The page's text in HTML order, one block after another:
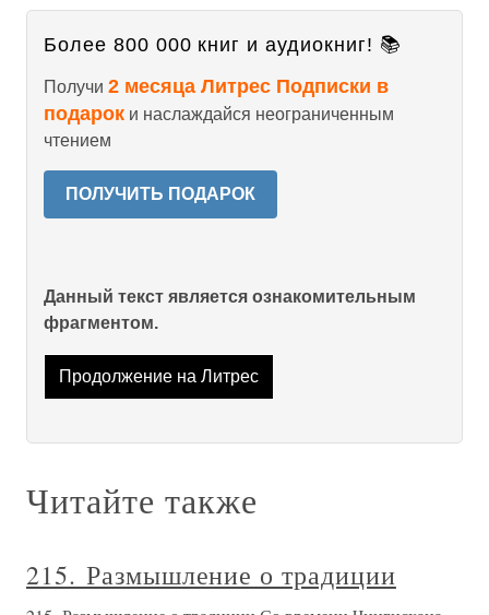
Более 800 000 книг и аудиокниг! 📚
Получи 2 месяца Литрес Подписки в
подарок и наслаждайся неограниченным
чтением
ПОЛУЧИТЬ ПОДАРОК
Данный текст является ознакомительным
фрагментом.
Продолжение на Литрес
Читайте также
215. Размышление о традиции